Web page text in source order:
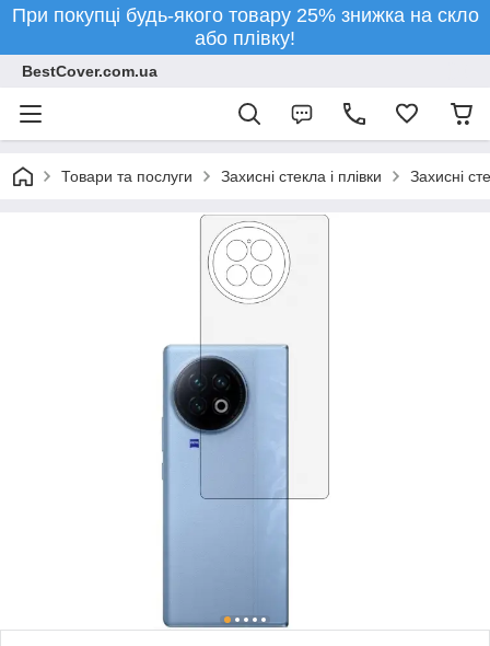
При покупці будь-якого товару 25% знижка на скло
або плівку!
BestCover.com.ua
Товари та послуги Захисні стекла і плівки Захисні